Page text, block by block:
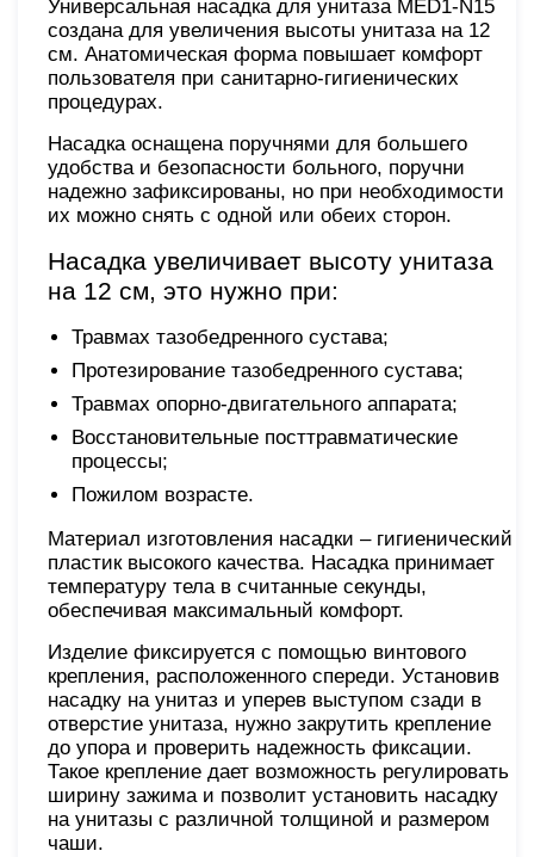
Универсальная насадка для унитаза MED1-N15
создана для увеличения высоты унитаза на 12
см. Анатомическая форма повышает комфорт
пользователя при санитарно-гигиенических
процедурах.
Насадка оснащена поручнями для большего
удобства и безопасности больного, поручни
надежно зафиксированы, но при необходимости
их можно снять с одной или обеих сторон.
Насадка увеличивает высоту унитаза
на 12 см, это нужно при:
Травмах тазобедренного сустава;
Протезирование тазобедренного сустава;
Травмах опорно-двигательного аппарата;
Восстановительные посттравматические
процессы;
Пожилом возрасте.
Материал изготовления насадки – гигиенический
пластик высокого качества. Насадка принимает
температуру тела в считанные секунды,
обеспечивая максимальный комфорт.
Изделие фиксируется с помощью винтового
крепления, расположенного спереди. Установив
насадку на унитаз и уперев выступом сзади в
отверстие унитаза, нужно закрутить крепление
до упора и проверить надежность фиксации.
Такое крепление дает возможность регулировать
ширину зажима и позволит установить насадку
на унитазы с различной толщиной и размером
чаши.